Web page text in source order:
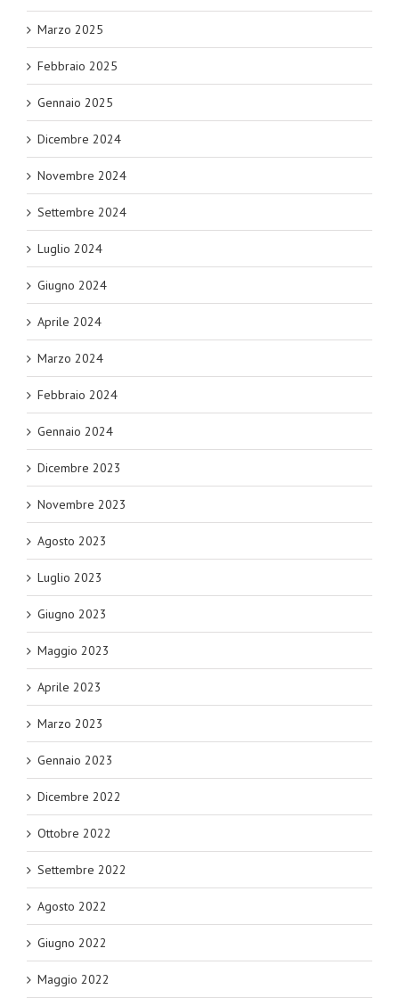
Marzo 2025
Febbraio 2025
Gennaio 2025
Dicembre 2024
Novembre 2024
Settembre 2024
Luglio 2024
Giugno 2024
Aprile 2024
Marzo 2024
Febbraio 2024
Gennaio 2024
Dicembre 2023
Novembre 2023
Agosto 2023
Luglio 2023
Giugno 2023
Maggio 2023
Aprile 2023
Marzo 2023
Gennaio 2023
Dicembre 2022
Ottobre 2022
Settembre 2022
Agosto 2022
Giugno 2022
Maggio 2022